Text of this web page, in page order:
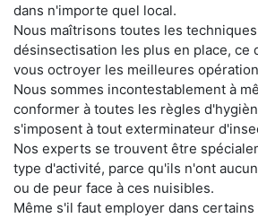
dans n'importe quel local.
Nous maîtrisons toutes les
désinsectisation les plus en place, ce
vous octroyer les meilleures
Nous sommes incontestablement à
conformer à toutes les règles
s'imposent à tout exterminateur
Nos experts se trouvent être
type d'activité, parce qu'ils n'ont
ou de peur face à ces nuisibles.
Même s'il faut employer dans